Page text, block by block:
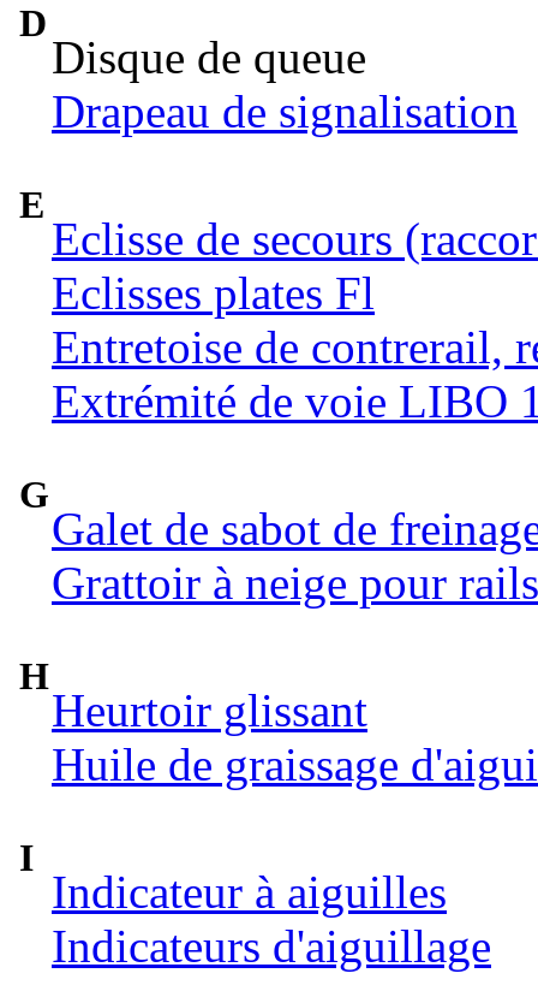
D
Disque de queue
Drapeau de signalisation
E
Eclisse de secours
Eclisses plates Fl
Entretoise de contrerail,
Extrémité de voie LIBO
G
Galet de sabot de
Grattoir à neige pour rails
H
Heurtoir glissant
Huile de graissage
I
Indicateur à aiguilles
Indicateurs d'aiguillage